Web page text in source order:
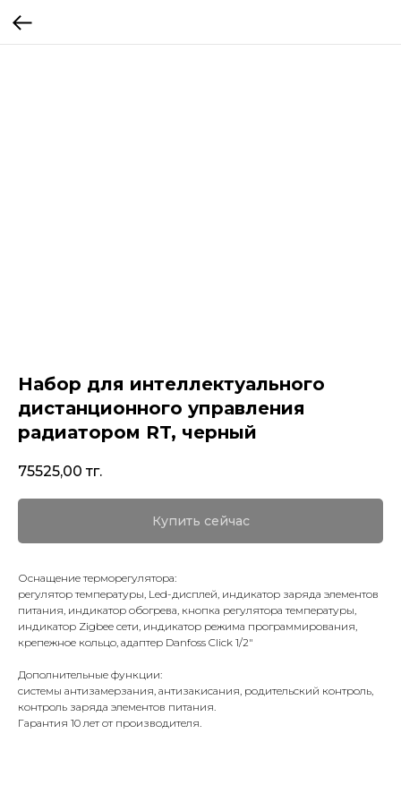
Набор для интеллектуального
дистанционного управления
радиатором RT, черный
75525,00 тг.
Купить сейчас
Оснащение терморегулятора:
регулятор температуры, Led-дисплей, индикатор заряда элементов
питания, индикатор обогрева, кнопка регулятора температуры,
индикатор Zigbee сети, индикатор режима программирования,
крепежное кольцо, адаптер Danfoss Click 1/2"
Дополнительные функции:
системы антизамерзания, антизакисания, родительский контроль,
контроль заряда элементов питания.
Гарантия 10 лет от производителя.